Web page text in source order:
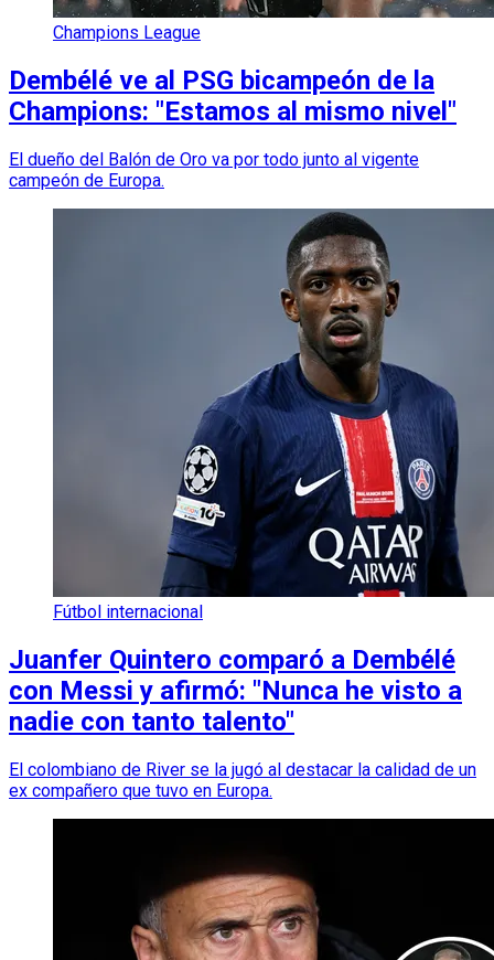
Champions League
Dembélé ve al PSG bicampeón de la
Champions: "Estamos al mismo nivel"
El dueño del Balón de Oro va por todo junto al vigente
campeón de Europa.
Fútbol internacional
Juanfer Quintero comparó a Dembélé
con Messi y afirmó: "Nunca he visto a
nadie con tanto talento"
El colombiano de River se la jugó al destacar la calidad de un
ex compañero que tuvo en Europa.